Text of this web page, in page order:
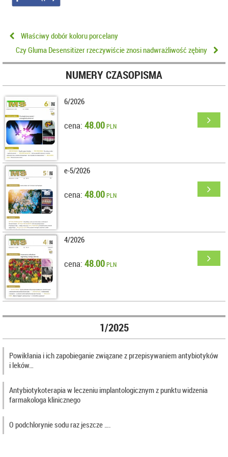
Właściwy dobór koloru porcelany
Czy Gluma Desensitizer rzeczywiście znosi nadwrażliwość zębiny
NUMERY CZASOPISMA
6/2026
cena: 48.00PLN
e-5/2026
cena: 48.00PLN
4/2026
cena: 48.00PLN
1/2025
Powikłania i ich zapobieganie związane z przepisywaniem antybiotyków
i leków…
Antybiotykoterapia w leczeniu implantologicznym z punktu widzenia
farmakologa klinicznego
O podchlorynie sodu raz jeszcze ….